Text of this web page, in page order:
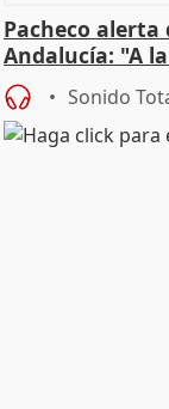
Pacheco alerta
Andalucía: "A
Sonido